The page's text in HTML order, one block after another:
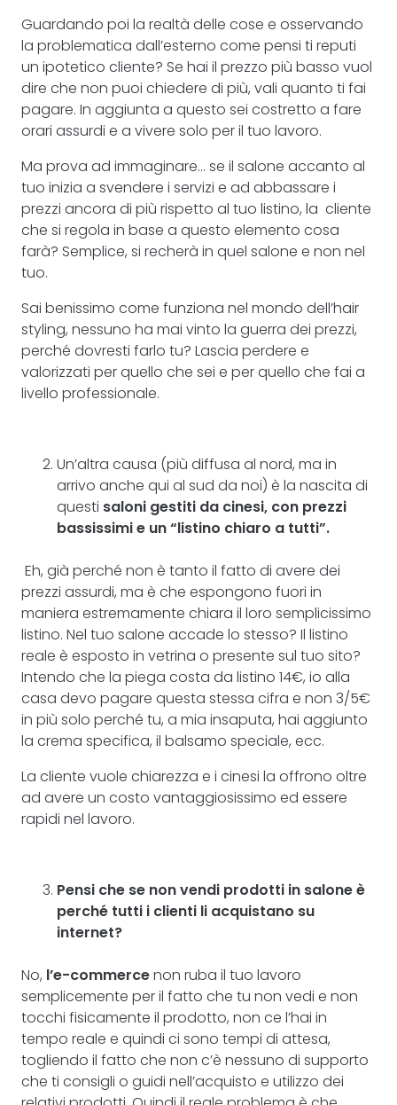
Guardando poi la realtà delle cose e osservando
la problematica dall’esterno come pensi ti reputi
un ipotetico cliente? Se hai il prezzo più basso vuol
dire che non puoi chiedere di più, vali quanto ti fai
pagare. In aggiunta a questo sei costretto a fare
orari assurdi e a vivere solo per il tuo lavoro.
Ma prova ad immaginare… se il salone accanto al
tuo inizia a svendere i servizi e ad abbassare i
prezzi ancora di più rispetto al tuo listino, la cliente
che si regola in base a questo elemento cosa
farà? Semplice, si recherà in quel salone e non nel
tuo.
Sai benissimo come funziona nel mondo dell’hair
styling, nessuno ha mai vinto la guerra dei prezzi,
perché dovresti farlo tu? Lascia perdere e
valorizzati per quello che sei e per quello che fai a
livello professionale.
Un’altra causa (più diffusa al nord, ma in
arrivo anche qui al sud da noi) è la nascita di
questi saloni gestiti da cinesi, con prezzi
bassissimi e un “listino chiaro a tutti”.
Eh, già perché non è tanto il fatto di avere dei
prezzi assurdi, ma è che espongono fuori in
maniera estremamente chiara il loro semplicissimo
listino. Nel tuo salone accade lo stesso? Il listino
reale è esposto in vetrina o presente sul tuo sito?
Intendo che la piega costa da listino 14€, io alla
casa devo pagare questa stessa cifra e non 3/5€
in più solo perché tu, a mia insaputa, hai aggiunto
la crema specifica, il balsamo speciale, ecc.
La cliente vuole chiarezza e i cinesi la offrono oltre
ad avere un costo vantaggiosissimo ed essere
rapidi nel lavoro.
Pensi che se non vendi prodotti in salone è
perché tutti i clienti li acquistano su
internet?
No, l’e-commercenon ruba il tuo lavoro
semplicemente per il fatto che tu non vedi e non
tocchi fisicamente il prodotto, non ce l’hai in
tempo reale e quindi ci sono tempi di attesa,
togliendo il fatto che non c’è nessuno di supporto
che ti consigli o guidi nell’acquisto e utilizzo dei